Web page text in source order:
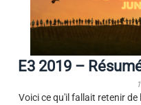
E3 2019 –
Voici ce qu'il fallait retenir